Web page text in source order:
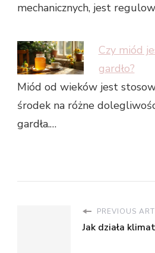
mechanicznych, jest
Czy miód
gardło?
Miód od wieków jest
środek na różne
gardła.…
PREVIOUS
Jak działa